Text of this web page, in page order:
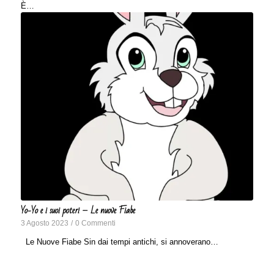
È…
Yo-Yo e i suoi poteri – Le nuove Fiabe
3 Agosto 2023 / 0 Commenti
Le Nuove Fiabe Sin dai tempi antichi, si annoverano…